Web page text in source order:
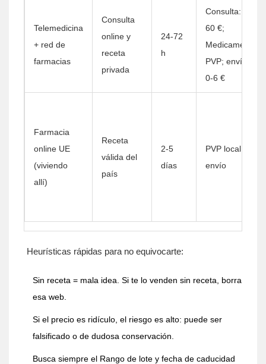
Telemedicina
+ red de
farmacias
Consulta
online y
receta
privada
24-72
h
Consulta: 20-
60 €;
Medicamento:
PVP; envío:
0-6 €
Farmacia
online UE
(viviendo
allí)
Receta
válida del
país
2-5
días
PVP local +
envío
Heurísticas rápidas para no equivocarte:
Sin receta = mala idea. Si te lo venden sin receta, borra
esa web.
Si el precio es ridículo, el riesgo es alto: puede ser
falsificado o de dudosa conservación.
Busca siempre el Rango de lote y fecha de caducidad